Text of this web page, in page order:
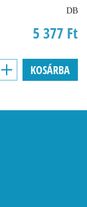
DB
5 377 Ft
KOSÁRBA